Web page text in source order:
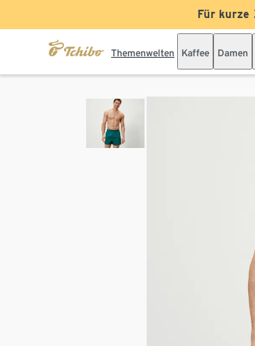
Für kurze
Themenwelten Kaffee Damen